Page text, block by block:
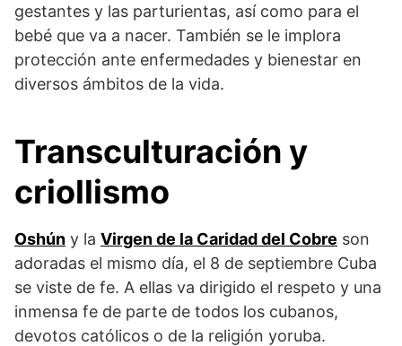
gestantes y las parturientas, así como para el
bebé que va a nacer. También se le implora
protección ante enfermedades y bienestar en
diversos ámbitos de la vida.
Transculturación y
criollismo
Oshún y la Virgen de la Caridad del Cobre son
adoradas el mismo día, el 8 de septiembre Cuba
se viste de fe. A ellas va dirigido el respeto y una
inmensa fe de parte de todos los cubanos,
devotos católicos o de la religión yoruba.